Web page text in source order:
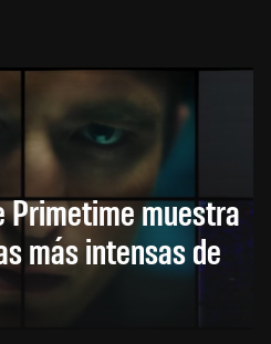
Primetime muestra
más intensas de